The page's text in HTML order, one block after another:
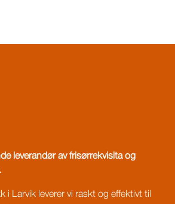
leverandør av frisørrekvisita og
i Larvik leverer vi raskt og effektivt til